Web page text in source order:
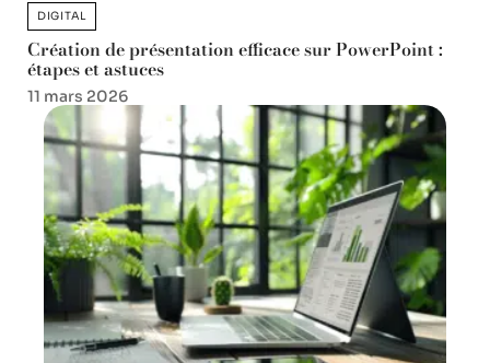
DIGITAL
Création de présentation efficace sur PowerPoint :
étapes et astuces
11 mars 2026